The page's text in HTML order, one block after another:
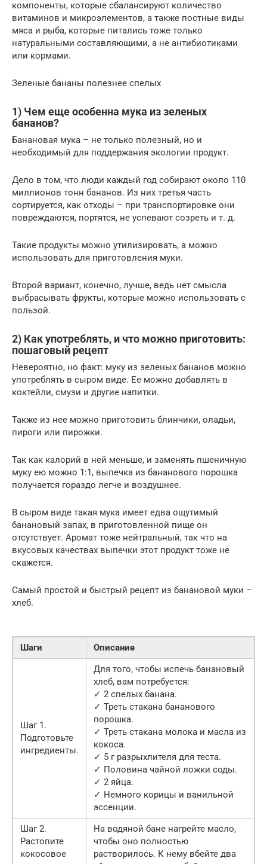
компоненты, которые сбалансируют количество
витаминов и микроэлементов, а также постные виды
мяса и рыба, которые питались тоже только
натуральными составляющими, а не антибиотиками
или кормами.
Зеленые бананы полезнее спелых
1) Чем еще особенна мука из зеленых
бананов?
Банановая мука – не только полезный, но и
необходимый для поддержания экологии продукт.
Дело в том, что люди каждый год собирают около 110
миллионов тонн бананов. Из них третья часть
сортируется, как отходы – при транспортировке они
повреждаются, портятся, не успевают созреть и т. д.
Такие продукты можно утилизировать, а можно
использовать для приготовления муки.
Второй вариант, конечно, лучше, ведь нет смысла
выбрасывать фрукты, которые можно использовать с
пользой.
2) Как употреблять, и что можно приготовить:
пошаговый рецепт
Невероятно, но факт: муку из зеленых бананов можно
употреблять в сыром виде. Ее можно добавлять в
коктейли, смузи и другие напитки.
Также из нее можно приготовить блинчики, оладьи,
пироги или пирожки.
Так как калорий в ней меньше, и заменять пшеничную
муку ею можно 1:1, выпечка из бананового порошка
получается гораздо легче и воздушнее.
В сыром виде такая мука имеет едва ощутимый
банановый запах, в приготовленной пище он
отсутствует. Аромат тоже нейтральный, так что на
вкусовых качествах выпечки этот продукт тоже не
скажется.
Самый простой и быстрый рецепт из банановой муки –
хлеб.
Шаги Описание
Шаг 1.
Подготовьте
ингредиенты.
Для того, чтобы испечь банановый
хлеб, вам потребуется:
✓ 2 спелых банана.
✓ Треть стакана бананового
порошка.
✓ Треть стакана молока и масла из
кокоса.
✓ 5 г разрыхлителя для теста.
✓ Половина чайной ложки соды.
✓ 2 яйца.
✓ Немного корицы и ванильной
эссенции.
Шаг 2.
Растопите
кокосовое
На водяной бане нагрейте масло,
чтобы оно полностью
растворилось. К нему вбейте два